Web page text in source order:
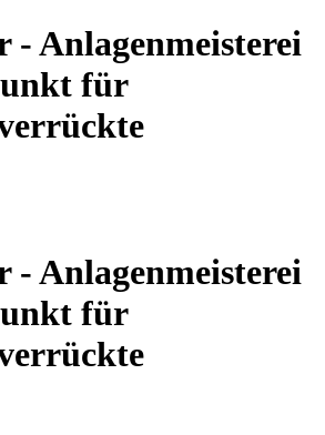
- Anlagenmeisterei
für
- Anlagenmeisterei
für